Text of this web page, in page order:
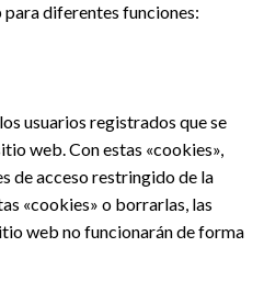
diferentes funciones:
usuarios registrados que se
web. Con estas «cookies»,
de acceso restringido de la
«cookies» o borrarlas, las
web no funcionarán de forma